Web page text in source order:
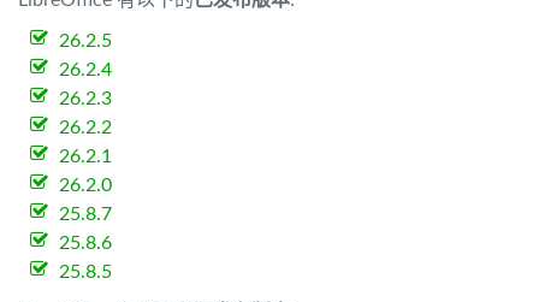
26.2.5
26.2.4
26.2.3
26.2.2
26.2.1
26.2.0
25.8.7
25.8.6
25.8.5